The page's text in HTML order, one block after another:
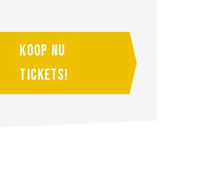
Koop nu
tickets!